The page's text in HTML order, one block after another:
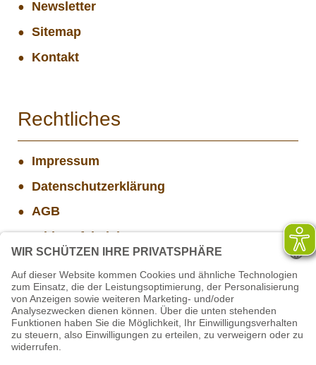
Newsletter
Sitemap
Kontakt
Rechtliches
Impressum
Datenschutzerklärung
AGB
Widerrufsbelehrung
Aktuelle Stellenangebote